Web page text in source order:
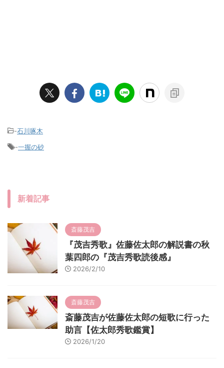
-石川啄木
-一握の砂
新着記事
斎藤茂吉
『茂吉秀歌』佐藤佐太郎の解説書の秋
葉四郎の『茂吉秀歌読後感』
2026/2/10
斎藤茂吉
斎藤茂吉が佐藤佐太郎の短歌に行った
助言【佐太郎秀歌鑑賞】
2026/1/20